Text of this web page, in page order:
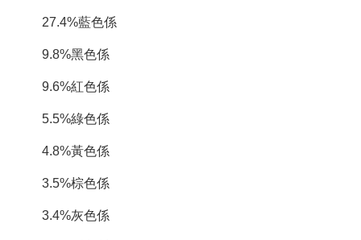
27.4%藍色係
9.8%黑色係
9.6%紅色係
5.5%綠色係
4.8%黃色係
3.5%棕色係
3.4%灰色係